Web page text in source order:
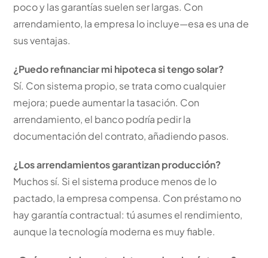
poco y las garantías suelen ser largas. Con
arrendamiento, la empresa lo incluye—esa es una de
sus ventajas.
¿Puedo refinanciar mi hipoteca si tengo solar?
Sí. Con sistema propio, se trata como cualquier
mejora; puede aumentar la tasación. Con
arrendamiento, el banco podría pedir la
documentación del contrato, añadiendo pasos.
¿Los arrendamientos garantizan producción?
Muchos sí. Si el sistema produce menos de lo
pactado, la empresa compensa. Con préstamo no
hay garantía contractual: tú asumes el rendimiento,
aunque la tecnología moderna es muy fiable.